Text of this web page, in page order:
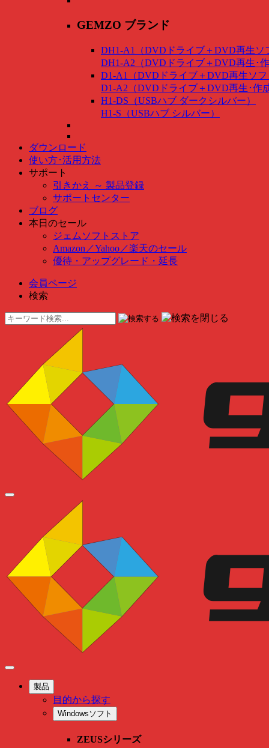
GEMZO ブランド
DH1-A1（DVDドライブ＋DVD再生ソ
DH1-A2（DVDドライブ＋DVD再生･
D1-A1（DVDドライブ＋DVD再生ソフ
D1-A2（DVDドライブ＋DVD再生･作
H1-DS（USBハブ ダークシルバー）
H1-S（USBハブ シルバー）
ダウンロード
使い方･活用方法
サポート
引きかえ ～ 製品登録
サポートセンター
ブログ
本日のセール
ジェムソフトストア
Amazon ／Yahoo ／楽天のセール
優待・アップグレード・延長
会員ページ
検索
製品
目的から探す
Windowsソフト
ZEUSシリーズ